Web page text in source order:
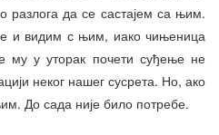
разлога да се састајем са њим.
и видим с њим, иако чињеница
му у уторак почети суђење не
неког нашег сусрета. Но, ако
До сада није било потребе.